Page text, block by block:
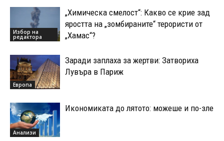
Избор на
редактора
„Химическа смелост“: Какво се крие зад
яростта на „зомбираните“ терористи от
„Хамас“?
Европа
Заради заплаха за жертви: Затвориха
Лувъра в Париж
Анализи
Икономиката до лятото: можеше и по-зле